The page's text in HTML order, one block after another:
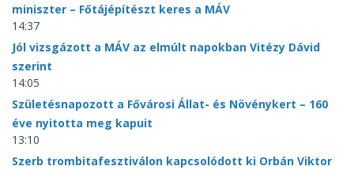
miniszter – Főtájépítészt keres a MÁV
14:37
Jól vizsgázott a MÁV az elmúlt napokban Vitézy Dávid
szerint
14:05
Születésnapozott a Fővárosi Állat- és Növénykert – 160
éve nyitotta meg kapuit
13:10
Szerb trombitafesztiválon kapcsolódott ki Orbán Viktor